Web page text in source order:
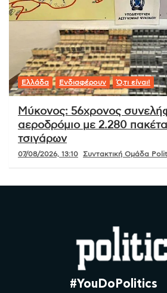
Ελλάδα Ενδιαφέρουν Ό,τι είναι!
Μύκονος: 56χρονος
αεροδρόμιο με 2.280
τσιγάρων
07/08/2026, 13:10 Συντακτική Ομάδα
#YouDoPolitics